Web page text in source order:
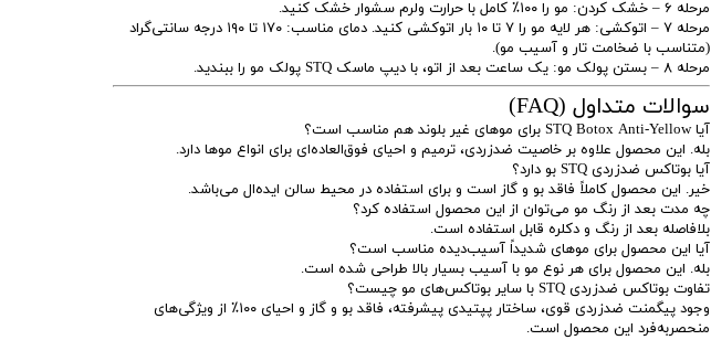
مرحله ۶ – خشک کردن: مو را ۱۰۰٪ کامل با حرارت ولرم سشوار خشک کنید.
مرحله ۷ – اتوکشی: هر لایه مو را ۷ تا ۱۰ بار اتوکشی کنید. دمای مناسب: ۱۷۰ تا ۱۹۰ درجه سانتی‌گراد
(متناسب با ضخامت تار و آسیب مو).
مرحله ۸ – بستن پولک مو: یک ساعت بعد از اتو، با دیپ ماسک STQ پولک مو را ببندید.
سوالات متداول (FAQ)
آیا STQ Botox Anti-Yellow برای موهای غیر بلوند هم مناسب است؟
بله. این محصول علاوه بر خاصیت ضدزردی، ترمیم و احیای فوق‌العاده‌ای برای انواع موها دارد.
آیا بوتاکس ضدزردی STQ بو دارد؟
خیر. این محصول کاملاً فاقد بو و گاز است و برای استفاده در محیط سالن ایده‌ال می‌باشد.
چه مدت بعد از رنگ مو می‌توان از این محصول استفاده کرد؟
بلافاصله بعد از رنگ و دکلره قابل استفاده است.
آیا این محصول برای موهای شدیداً آسیب‌دیده مناسب است؟
بله. این محصول برای هر نوع مو با آسیب بسیار بالا طراحی شده است.
تفاوت بوتاکس ضدزردی STQ با سایر بوتاکس‌های مو چیست؟
وجود پیگمنت ضدزردی قوی، ساختار پپتیدی پیشرفته، فاقد بو و گاز و احیای ۱۰۰٪ از ویژگی‌های
منحصربه‌فرد این محصول است.